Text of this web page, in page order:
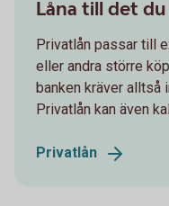
Låna till det
Privatlån passar till
eller andra större
banken kräver alltså
Privatlån kan även
Privatlån